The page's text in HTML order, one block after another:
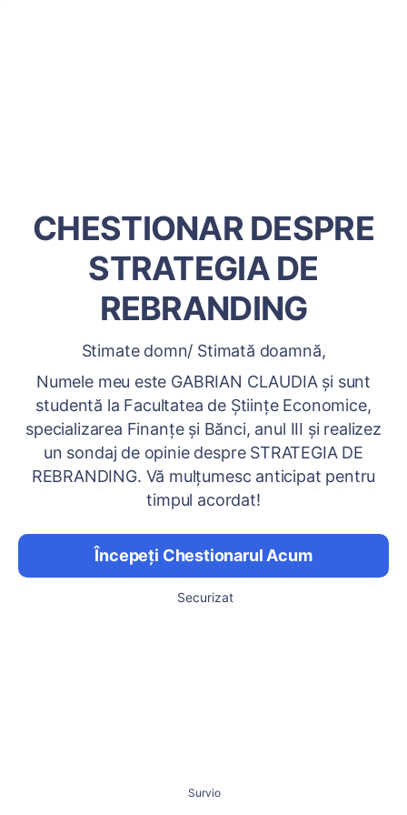
CHESTIONAR DESPRE
STRATEGIA DE
REBRANDING
Stimate domn/ Stimată doamnă,
Numele meu este GABRIAN CLAUDIA și sunt
studentă la Facultatea de Științe Economice,
specializarea Finanțe și Bănci, anul III și realizez
un sondaj de opinie despre STRATEGIA DE
REBRANDING. Vă mulțumesc anticipat pentru
timpul acordat!
Începeți Chestionarul Acum
Securizat
Survio